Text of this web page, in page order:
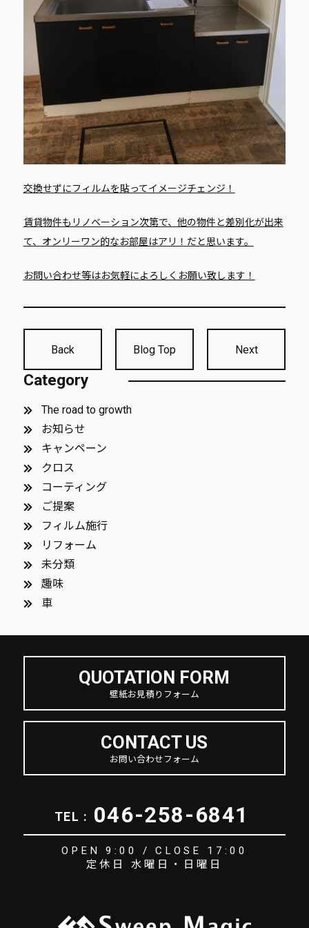
交換せずにフィルムを貼ってイメージチェンジ！
賃貸物件もリノベーション次第で、他の物件と差別化が出来
て、オンリーワン的なお部屋はアリ！だと思います。
お問い合わせ等はお気軽によろしくお願い致します！
Back Blog Top Next
Category
The road to growth
お知らせ
キャンペーン
クロス
コーティング
ご提案
フィルム施行
リフォーム
未分類
趣味
車
QUOTATION FORM
壁紙お見積りフォーム
CONTACT US
お問い合わせフォーム
TEL : 046-258-6841
OPEN 9:00 / CLOSE 17:00
定休日 水曜日・日曜日